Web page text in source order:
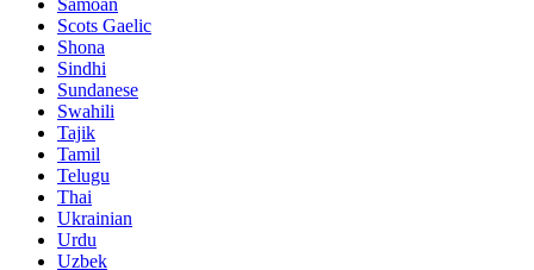
Samoan
Scots Gaelic
Shona
Sindhi
Sundanese
Swahili
Tajik
Tamil
Telugu
Thai
Ukrainian
Urdu
Uzbek